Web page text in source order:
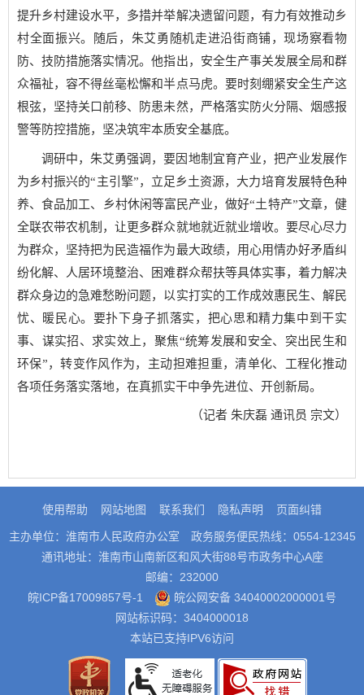
提升乡村建设水平，多措并举解决遗留问题，有力有效推动乡
村全面振兴。随后，朱艾勇随机走进沿街商铺，现场察看物
防、技防措施落实情况。他指出，安全生产事关发展全局和群
众福祉，容不得丝毫松懈和半点马虎。要时刻绷紧安全生产这
根弦，坚持关口前移、防患未然，严格落实防火分隔、烟感报
警等防控措施，坚决筑牢本质安全基底。
调研中，朱艾勇强调，要因地制宜育产业，把产业发展作
为乡村振兴的“主引擎”，立足乡土资源，大力培育发展特色种
养、食品加工、乡村休闲等富民产业，做好“土特产”文章，健
全联农带农机制，让更多群众就地就近就业增收。要尽心尽力
为群众，坚持把为民造福作为最大政绩，用心用情办好矛盾纠
纷化解、人居环境整治、困难群众帮扶等具体实事，着力解决
群众身边的急难愁盼问题，以实打实的工作成效惠民生、解民
忧、暖民心。要扑下身子抓落实，把心思和精力集中到干实
事、谋实招、求实效上，聚焦“统筹发展和安全、突出民生和
环保”，转变作风作为，主动担难担重，清单化、工程化推动
各项任务落实落地，在真抓实干中争先进位、开创新局。
（记者 朱庆磊 通讯员 宗文）
使用帮助 网站地图 联系我们 隐私声明 页面纠错
主办单位：淮南市人民政府办公室
政务服务便民热线：0554-12345
通讯地址：淮南市山南新区和风大街88号市政务中心A座
邮编：232000
皖ICP备17009857号-1
皖公网安备 34040002000001号
网站标识码：3404000018
本站已支持IPV6访问